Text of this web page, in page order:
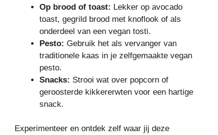
Op brood of toast: Lekker op avocado
toast, gegrild brood met knoflook of als
onderdeel van een vegan tosti.
Pesto: Gebruik het als vervanger van
traditionele kaas in je zelfgemaakte vegan
pesto.
Snacks: Strooi wat over popcorn of
geroosterde kikkererwten voor een hartige
snack.
Experimenteer en ontdek zelf waar jij deze